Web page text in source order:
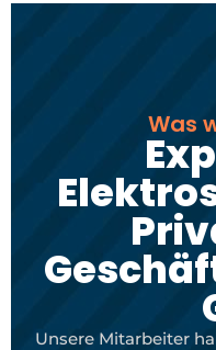
Was
Unsere Mitarbeiter